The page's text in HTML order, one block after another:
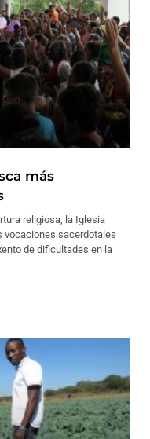
más
religiosa, la Iglesia
vocaciones sacerdotales
de dificultades en la